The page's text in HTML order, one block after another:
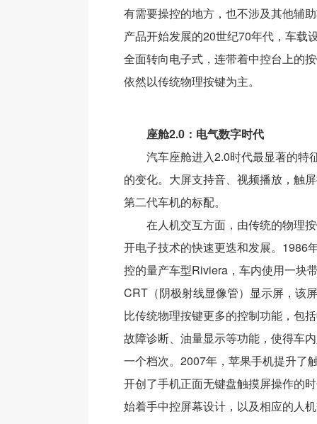
有需要操控的地方，也不涉及其他辅
产品开始发展的20世纪70年代，车载
全面转向电子式，连带着中控台上的
依然以传统物理按键为主。
座舱2.0：电气数字时代
汽车座舱进入2.0时代最显著的特
的变化。大屏支持音、视频播放，触
第二代车机的标配。
在人机交互方面，由传统的物理按
开电子技术的快速更迭和发展。1986
控的量产车型Riviera，车内使用一块
CRT（阴极射线显像管）显示屏，该
比传统物理按键更多的控制功能，包
故障诊断、油量显示等功能，使得车
一个档次。2007年，苹果手机提升了
开创了手机正面无键盘触摸屏操作的
始着手中控屏幕设计，以及相应的人